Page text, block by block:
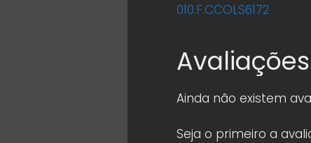
010.F.CCOLS6172
Avaliações
Ainda não existem
Seja o primeiro a